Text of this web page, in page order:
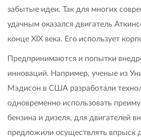
забытые идеи. Так для многих
удачным оказался двигатель
конце XIX века. Его использует
Предпринимаются и попытки
инноваций. Например, ученые из
Мэдисон в США разработали
одновременно использовать
бензина и дизеля, для двигателей
предложили осуществлять впрыск